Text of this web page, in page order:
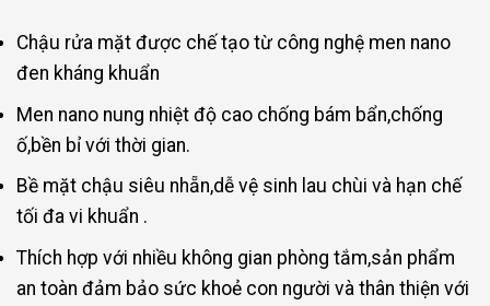
Chậu rửa mặt được chế tạo từ công nghệ men nano
đen kháng khuẩn
Men nano nung nhiệt độ cao chống bám bẩn,chống
ố,bền bỉ với thời gian.
Bề mặt chậu siêu nhẵn,dễ vệ sinh lau chùi và hạn chế
tối đa vi khuẩn .
Thích hợp với nhiều không gian phòng tắm,sản phẩm
an toàn đảm bảo sức khoẻ con người và thân thiện với